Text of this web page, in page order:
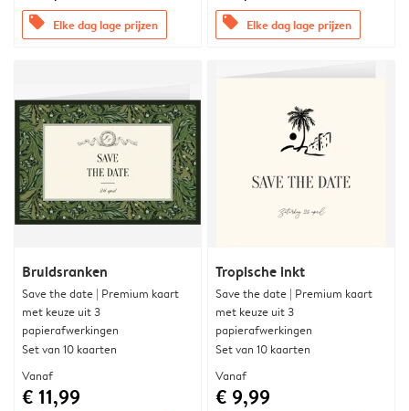
offers Elke dag lage prijzen offers Elke dag lage prijzen
Bruidsranken
Save the date | Premium kaart
met keuze uit 3
papierafwerkingen
Set van 10 kaarten
Vanaf
€ 11,99
Tropische inkt
Save the date | Premium kaart
met keuze uit 3
papierafwerkingen
Set van 10 kaarten
Vanaf
€ 9,99